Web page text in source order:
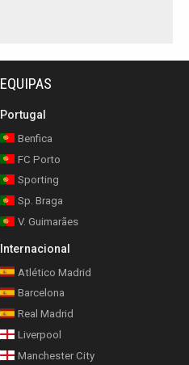
EQUIPAS
Portugal
Benfica
FC Porto
Sporting
Sp. Braga
V. Guimarães
Internacional
Atlético Madrid
Barcelona
Real Madrid
Liverpool
Manchester City